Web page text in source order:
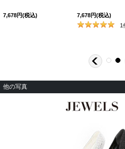
7,678円(税込)
他の写真